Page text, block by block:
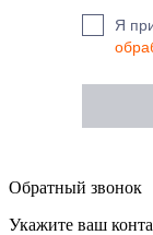
Я
Обратный звонок
Укажите ваш